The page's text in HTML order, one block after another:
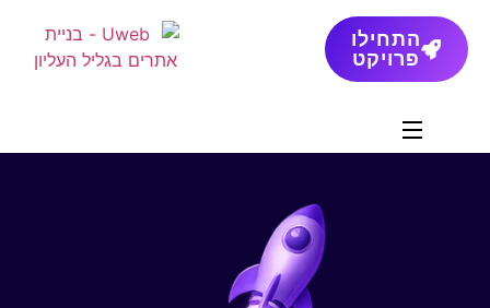
התחילו
פרויקט